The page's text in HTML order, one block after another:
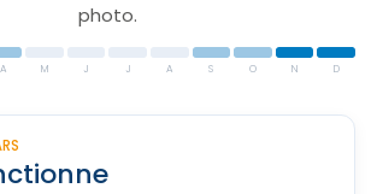
photo.
A M J J A S O N D